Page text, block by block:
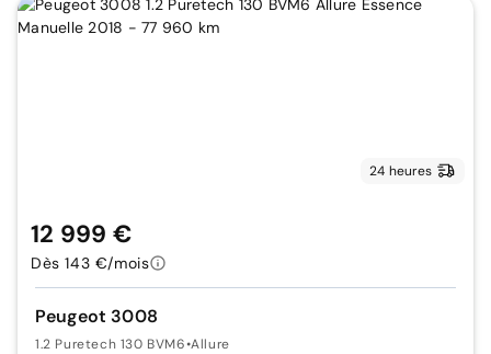
24 heures
Peugeot 3008
1.2 Puretech 130 BVM6•Allure
12 999 €
Dès 143 €/mois